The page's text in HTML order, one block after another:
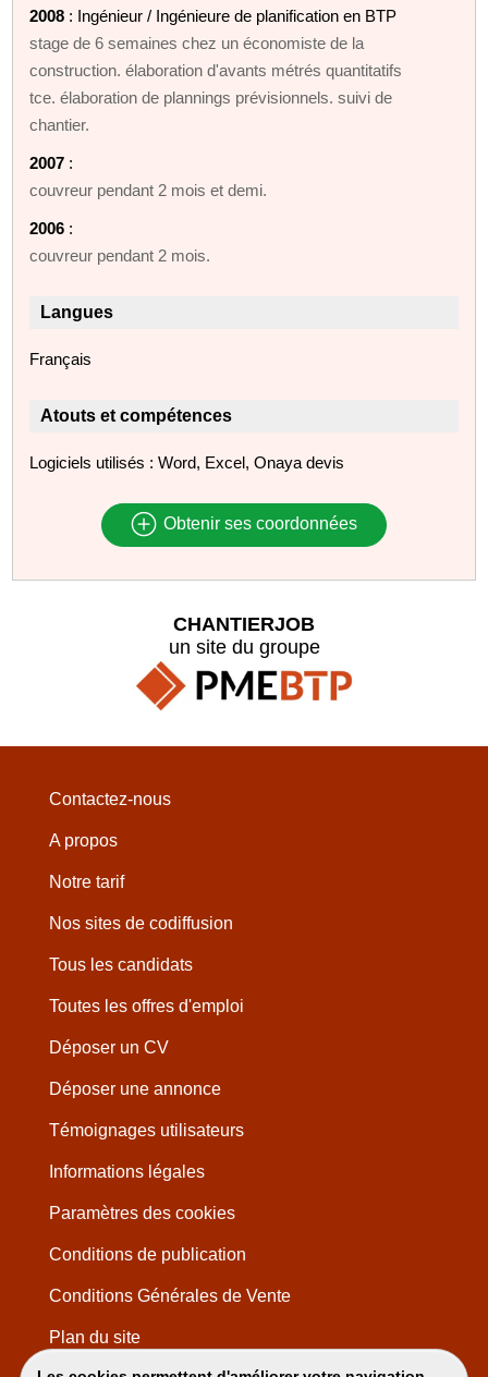
2008 : Ingénieur / Ingénieure de planification en BTP
stage de 6 semaines chez un économiste de la
construction. élaboration d'avants métrés quantitatifs
tce. élaboration de plannings prévisionnels. suivi de
chantier.
2007 :
couvreur pendant 2 mois et demi.
2006 :
couvreur pendant 2 mois.
Langues
Français
Atouts et compétences
Logiciels utilisés : Word, Excel, Onaya devis
Obtenir ses coordonnées
CHANTIERJOB
un site du groupe
Contactez-nous
A propos
Notre tarif
Nos sites de codiffusion
Tous les candidats
Toutes les offres d'emploi
Déposer un CV
Déposer une annonce
Témoignages utilisateurs
Informations légales
Paramètres des cookies
Conditions de publication
Conditions Générales de Vente
Plan du site